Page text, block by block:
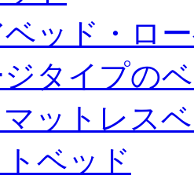
ッド・ロ
タイプの
ットレス
ベッド